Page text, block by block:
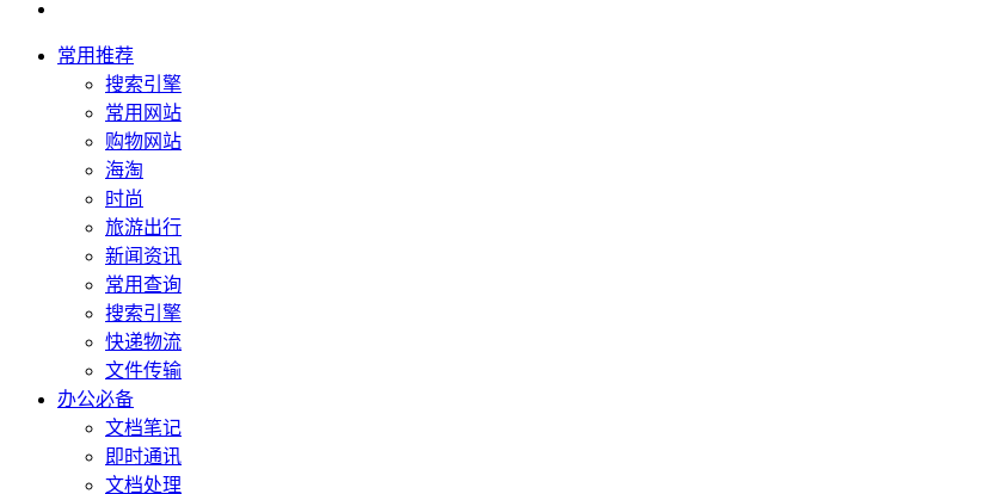
常用推荐
搜索引擎
常用网站
购物网站
海淘
时尚
旅游出行
新闻资讯
常用查询
搜索引擎
快递物流
文件传输
办公必备
文档笔记
即时通讯
文档处理